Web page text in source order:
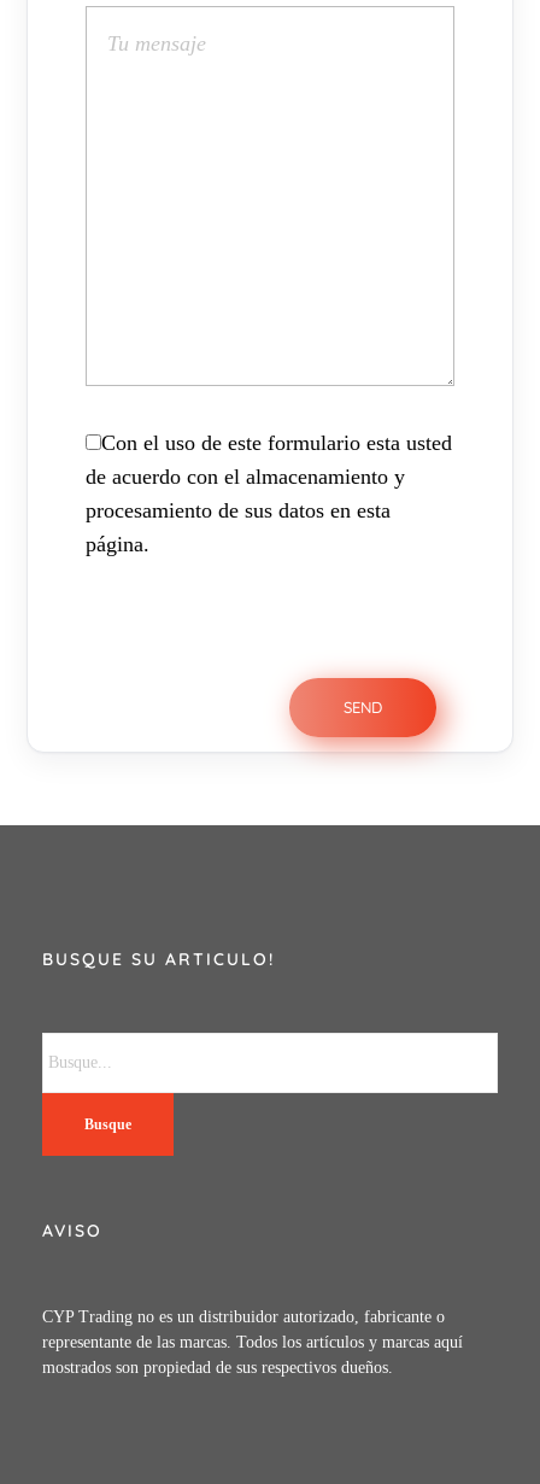
Con el uso de este formulario esta usted
de acuerdo con el almacenamiento y
procesamiento de sus datos en esta
página.
BUSQUE SU ARTICULO!
Busque
AVISO
CYP Trading no es un distribuidor autorizado, fabricante o
representante de las marcas. Todos los artículos y marcas aquí
mostrados son propiedad de sus respectivos dueños.